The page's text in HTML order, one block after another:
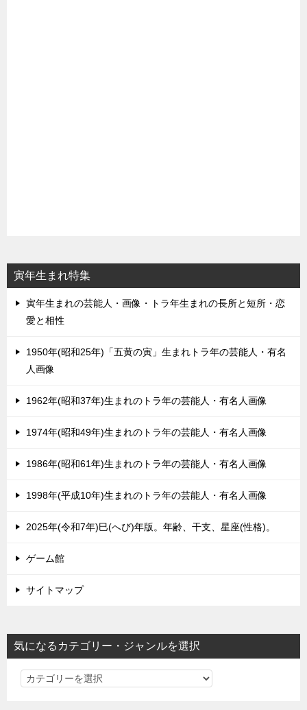
寅年生まれ特集
寅年生まれの芸能人・画像・トラ年生まれの長所と短所・恋
愛と相性
1950年(昭和25年)「五黄の寅」生まれトラ年の芸能人・有名
人画像
1962年(昭和37年)生まれのトラ年の芸能人・有名人画像
1974年(昭和49年)生まれのトラ年の芸能人・有名人画像
1986年(昭和61年)生まれのトラ年の芸能人・有名人画像
1998年(平成10年)生まれのトラ年の芸能人・有名人画像
2025年(令和7年)巳(へび)年版。年齢、干支、星座(性格)。
ゲーム館
サイトマップ
気になるカテゴリー・ジャンルを選択
気